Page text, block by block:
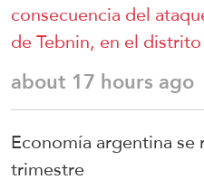
consecuencia del
de Tebnin, en el
about 17 hours ago
Economía argentina
trimestre